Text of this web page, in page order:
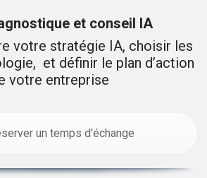
et conseil IA
votre stratégie IA, choisir les
et définir le plan d’action
votre entreprise
un temps d'échange